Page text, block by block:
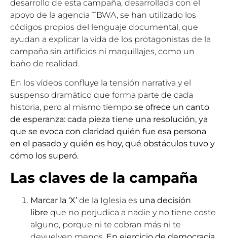
desarrollo de esta campaña, desarrollada con el
apoyo de la agencia TBWA, se han utilizado los
códigos propios del lenguaje documental, que
ayudan a explicar la vida de los protagonistas de la
campaña sin artificios ni maquillajes, como un
baño de realidad.
En los vídeos confluye la tensión narrativa y el
suspenso dramático que forma parte de cada
historia, pero al mismo tiempo se ofrece un canto
de esperanza: cada pieza tiene una resolución, ya
que se evoca con claridad quién fue esa persona
en el pasado y quién es hoy, qué obstáculos tuvo y
cómo los superó.
Las claves de la campaña
Marcar la ‘X’ de la Iglesia es una decisión
libre que no perjudica a nadie y no tiene coste
alguno, porque ni te cobran más ni te